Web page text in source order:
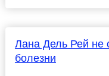
Лана Дель Рей не
болезни